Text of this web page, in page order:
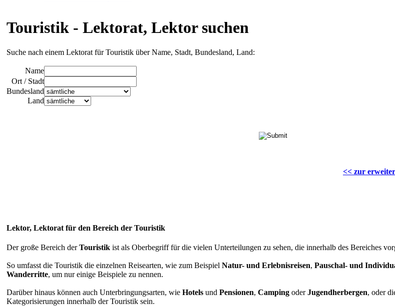
Touristik - Lektorat, Lektor suchen
Suche nach einem Lektorat für Touristik über Name, Stadt, Bundesland, Land:
Name
Ort / Stadt
Bundesland
Land
<< zur
Lektor, Lektorat für den Bereich der Touristik
Der große Bereich derTouristik ist als Oberbegriff für die vielen Unterteilungen zu sehen, die innerhalb des Bereiches
So umfasst die Touristik die einzelnen Reisearten, wie zum Beispiel Natur- und Erlebnisreisen, Pauschal- und
Wanderritte, um nur einige Beispiele zu nennen.
Darüber hinaus können auch Unterbringungsarten, wie Hotels und Pensionen, Camping oderJugendherbergen, oder
Kategorisierungen innerhalb der Touristik sein.